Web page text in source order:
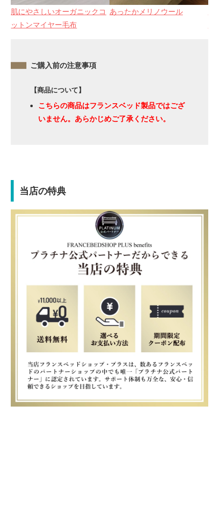
肌にやさしいオーガニックコ
ットンマイヤー毛布
あったかメリノウール
ご購入前の注意事項
【商品について】
こちらの商品はフランスベッド製品ではござ
いません。あらかじめご了承ください。
当店の特典